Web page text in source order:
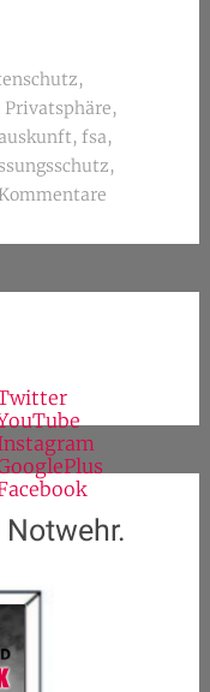
,
Privatsphäre,
, fsa,
,